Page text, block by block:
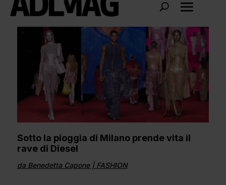
Sotto la pioggia di Milano prende vita il
rave di Diesel
da Benedetta Capone| FASHION